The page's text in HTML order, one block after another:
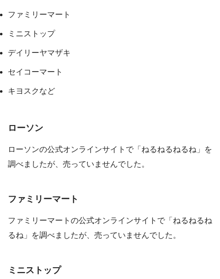
ファミリーマート
ミニストップ
デイリーヤマザキ
セイコーマート
キヨスクなど
ローソン
ローソンの公式オンラインサイトで「ねるねるねるね」を
調べましたが、売っていませんでした。
ファミリーマート
ファミリーマートの公式オンラインサイトで「ねるねるね
るね」を調べましたが、売っていませんでした。
ミニストップ